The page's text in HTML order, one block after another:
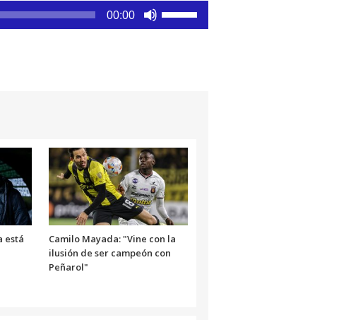
00:00
el
volumen.
está
Camilo Mayada: "Vine con la
ilusión de ser campeón con
Peñarol"